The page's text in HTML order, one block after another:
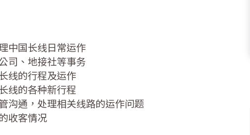
中国长线日常运作
司、地接社等事务
线的行程及运作
线的各种新行程
沟通，处理相关线路的运作问题
收客情况